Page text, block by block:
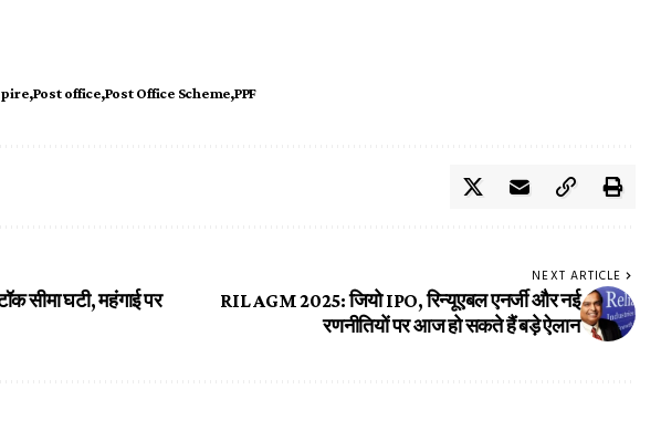
Post office Post Office Scheme PPF
सीमा घटी, महंगाई पर
NEXT ARTICLE
RIL AGM 2025: जियो IPO, रिन्यूएबल एनर्जी और नई
रणनीतियों पर आज हो सकते हैं बड़े ऐलान